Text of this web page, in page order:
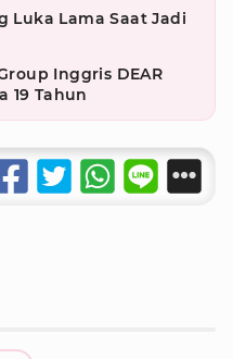
Luka Lama Saat Jadi
Inggris DEAR
19 Tahun